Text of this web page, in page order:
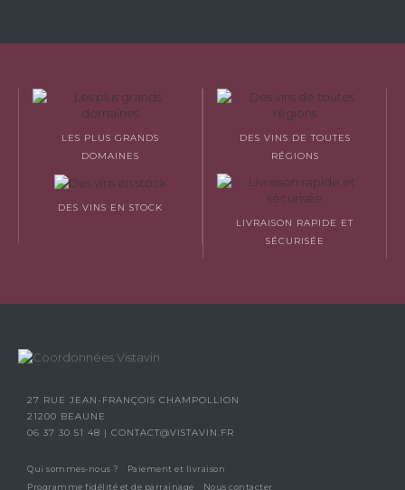
LES PLUS GRANDS
DOMAINES
DES VINS DE TOUTES
RÉGIONS
DES VINS EN STOCK
LIVRAISON RAPIDE ET
SÉCURISÉE
27 RUE JEAN-FRANÇOIS CHAMPOLLION
21200 BEAUNE
06 37 30 51 48 | CONTACT@VISTAVIN.FR
Qui sommes-nous ?
Paiement et livraison
Programme fidélité et de parrainage
Nous contacter